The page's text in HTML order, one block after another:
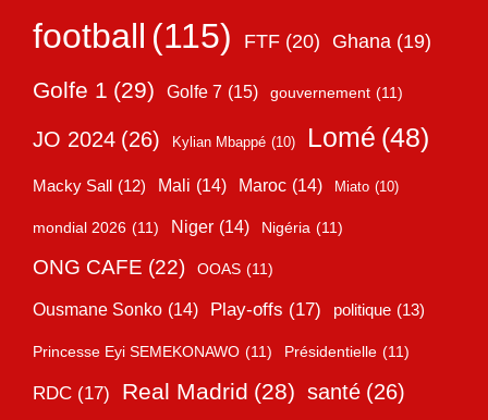
football (115) FTF (20) Ghana (19)
Golfe 1 (29) Golfe 7 (15) gouvernement (11)
JO 2024 (26) Kylian Mbappé (10) Lomé (48)
Macky Sall (12) Mali (14) Maroc (14) Miato (10)
mondial 2026 (11) Niger (14) Nigéria (11)
ONG CAFE (22) OOAS (11)
Ousmane Sonko (14) Play-offs (17) politique (13)
Princesse Eyi SEMEKONAWO (11) Présidentielle (11)
RDC (17) Real Madrid (28) santé (26)